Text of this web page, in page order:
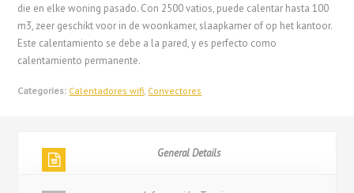
die en elke woning pasado. Con 2500 vatios, puede calentar hasta 100
m3, zeer geschikt voor in de woonkamer, slaapkamer of op het kantoor.
Este calentamiento se debe a la pared, y es perfecto como
calentamiento permanente.
Categories: Calentadores wifi, Convectores
General Details